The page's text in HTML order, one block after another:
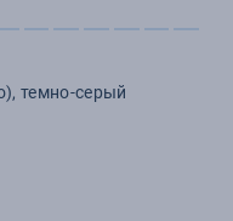
темно-серый